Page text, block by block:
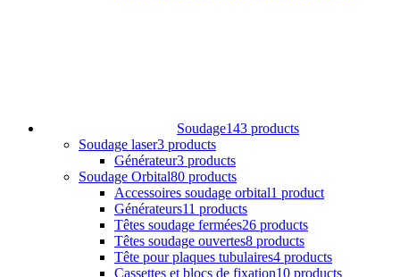
Soudage143 products
Soudage laser3 products
Générateur3 products
Soudage Orbital80 products
Accessoires soudage orbital1 product
Générateurs11 products
Têtes soudage fermées26 products
Têtes soudage ouvertes8 products
Tête pour plaques tubulaires4 products
Cassettes et blocs de fixation10 products